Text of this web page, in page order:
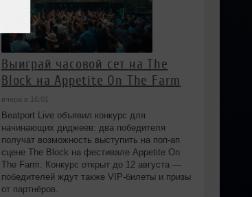
Выиграй часовой сет на The
Block на Appetite On The Farm
вчера в 16:01
Beatport Live объявил конкурс для
начинающих диджеев: два победителя
получат возможность выступить на поп‑ап
сцене The Block на фестивале Appetite On
The Farm. Конкурс открыт до 12 августа —
победителей ждут также VIP‑билеты и призы
от партнёров.